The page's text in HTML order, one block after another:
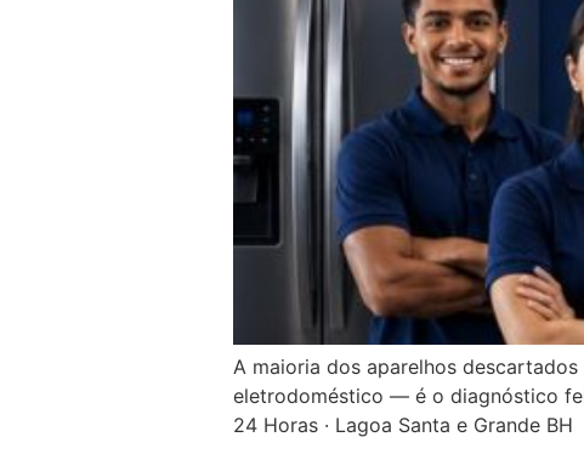
A maioria dos aparelhos
eletrodoméstico — é o diagnóstico
24 Horas · Lagoa Santa e Grande